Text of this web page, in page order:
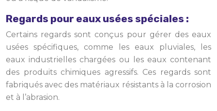
Regards pour eaux usées spéciales :
Certains regards sont conçus pour gérer des eaux
usées spécifiques, comme les eaux pluviales, les
eaux industrielles chargées ou les eaux contenant
des produits chimiques agressifs. Ces regards sont
fabriqués avec des matériaux résistants à la corrosion
et à l’abrasion.